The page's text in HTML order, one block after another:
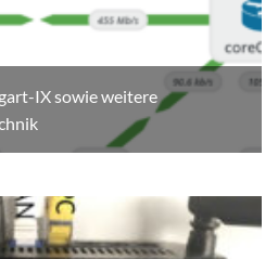
IX sowie weitere